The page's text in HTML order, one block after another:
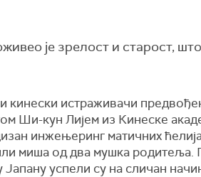
је зрелост и старост,
кинески истраживачи
Ши-кун Лијем из Кинеске
инжењеринг матичних
миша од два мушка родитеља.
успели су на сличан